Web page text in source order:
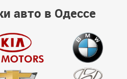
65 USD
авто в Одессе